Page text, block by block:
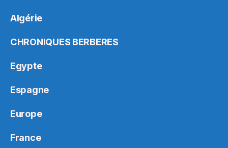
Algérie
CHRONIQUES BERBERES
Egypte
Espagne
Europe
France